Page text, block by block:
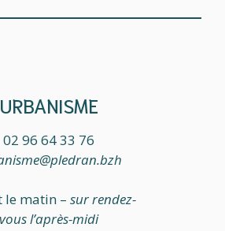
URBANISME
02 96 64 33 76
le matin – sur rendez-
vous l’après-midi